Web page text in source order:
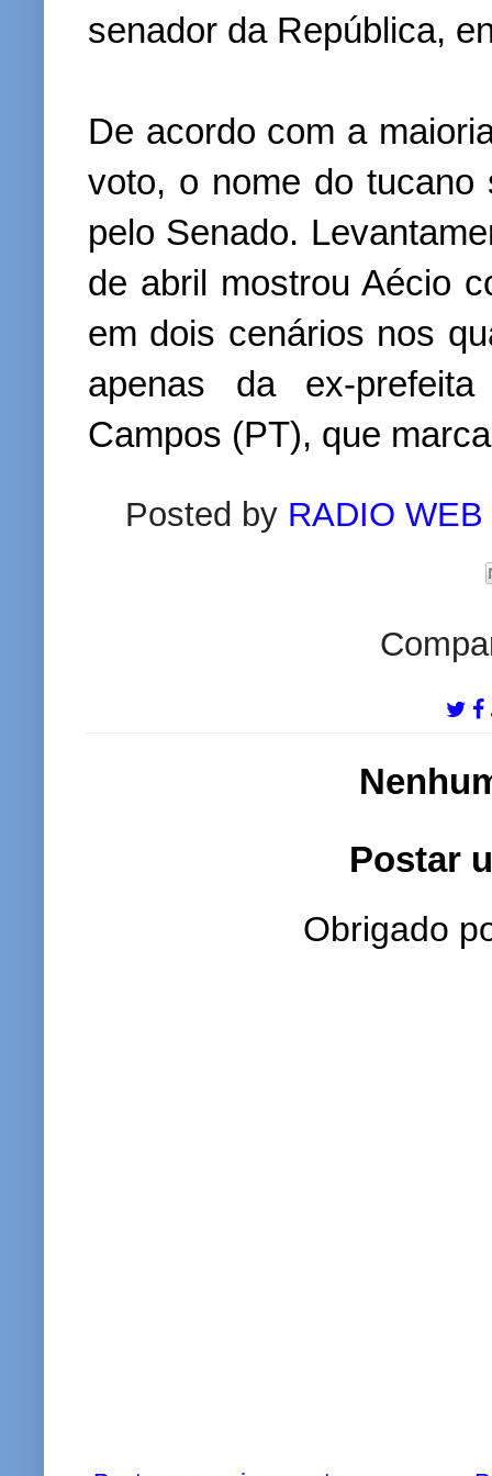
senador da República,
De acordo com a
voto, o nome do tucano
pelo Senado.
de abril mostrou Aécio
em dois cenários nos
apenas da ex-
Campos (PT), que
Posted by RADIO
Postar
Obrigado